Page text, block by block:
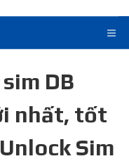
DB
nhất, tốt
Sim